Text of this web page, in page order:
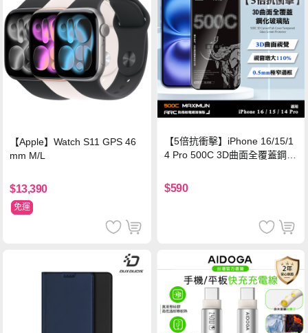
【Apple】Watch S11 GPS 46
mm M/L
$13,390
免運
【5倍抗衝擊】iPhone 16/15/1
4 Pro 500C 3D曲面全覆蓋鋼化
保護貼
$590